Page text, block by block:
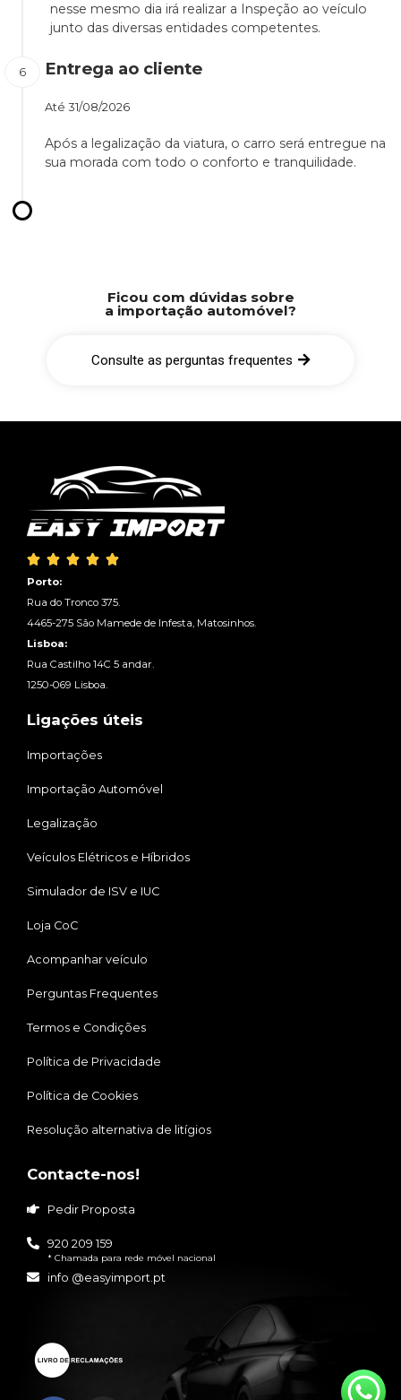
nesse mesmo dia irá realizar a Inspeção ao veículo
junto das diversas entidades competentes.
Entrega ao cliente
Até 31/08/2026
Após a legalização da viatura, o carro será entregue na
sua morada com todo o conforto e tranquilidade.
Ficou com dúvidas sobre
a importação automóvel?
Consulte as perguntas frequentes
    
Porto:
Rua do Tronco 375.
4465-275 São Mamede de Infesta, Matosinhos.
Lisboa:
Rua Castilho 14C 5 andar.
1250-069 Lisboa.
Ligações úteis
Importações
Importação Automóvel
Legalização
Veículos Elétricos e Híbridos
Simulador de ISV e IUC
Loja CoC
Acompanhar veículo
Perguntas Frequentes
Termos e Condições
Política de Privacidade
Política de Cookies
Resolução alternativa de litígios
Contacte-nos!
Pedir Proposta
920 209 159
* Chamada para rede móvel nacional
info @easyimport.pt